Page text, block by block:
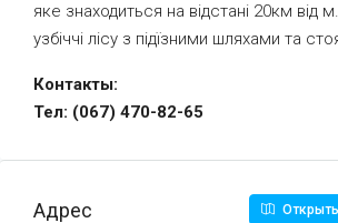
яке знаходиться на відстані 20км від
узбіччі лісу з підїзними шляхами та
Контакты:
Тел: (067) 470-82-65
Адрес